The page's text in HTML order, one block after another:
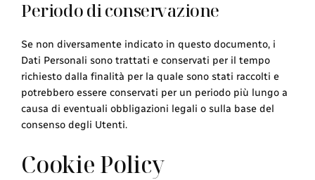
Periodo di conservazione
Se non diversamente indicato in questo documento, i
Dati Personali sono trattati e conservati per il tempo
richiesto dalla finalità per la quale sono stati raccolti e
potrebbero essere conservati per un periodo più lungo a
causa di eventuali obbligazioni legali o sulla base del
consenso degli Utenti.
Cookie Policy